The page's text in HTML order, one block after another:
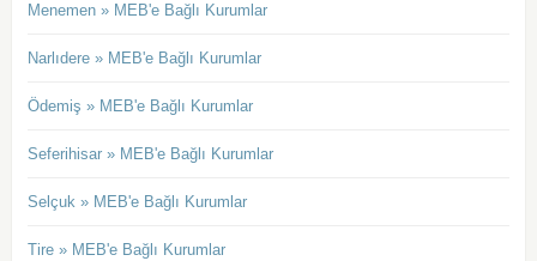
Menemen » MEB'e Bağlı Kurumlar
Narlıdere » MEB'e Bağlı Kurumlar
Ödemiş » MEB'e Bağlı Kurumlar
Seferihisar » MEB'e Bağlı Kurumlar
Selçuk » MEB'e Bağlı Kurumlar
Tire » MEB'e Bağlı Kurumlar